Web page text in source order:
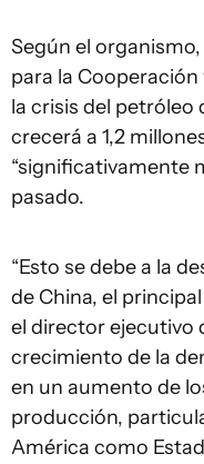
Según el
para la
la crisis del petróleo
crecerá a 1,2
“significativamente
pasado.
“Esto se debe a la
de China, el
el director ejecutivo
crecimiento de la
en un aumento de
producción,
América como